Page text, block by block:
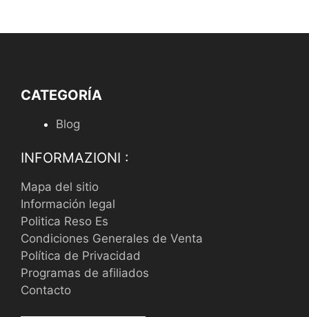
CATEGORÍA
Blog
INFORMAZIONI :
Mapa del sitio
Información legal
Politica Reso Es
Condiciones Generales de Venta
Política de Privacidad
Programas de afiliados
Contacto